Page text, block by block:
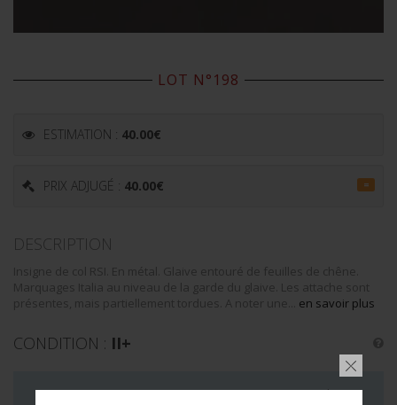
LOT N°198
ESTIMATION : 40.00€
PRIX ADJUGÉ : 40.00€ =
DESCRIPTION
Insigne de col RSI. En métal. Glaive entouré de feuilles de chêne.
Marquages Italia au niveau de la garde du glaive. Les attache sont
présentes, mais partiellement tordues. A noter une... en savoir plus
CONDITION : II+